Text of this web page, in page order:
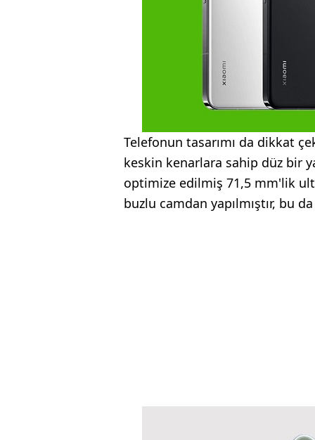
Telefonun tasarımı da dikkat
keskin kenarlara sahip düz bir
optimize edilmiş 71,5 mm'lik
buzlu camdan yapılmıştır, bu